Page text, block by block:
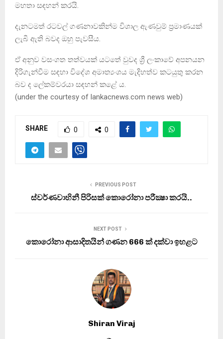
මහතා සඳහන් කරයි.
දැනටමත් රටවල් ගණනාවකින්ම විශාල ඇණවුම් ප්‍රමාණයක්
ලැබී ඇති බවද ඔහු පැවසීය.
ඒ අනුව වසංගත තත්වයක් යටතේ වුවද ශ්‍රී ලංකාවේ අපනයන
දිරිගැන්වීම සඳහා විදේශ අමාත්‍යංශය මැදිහත්ව කටයුතු කරන
බව ද ලේකම්වරයා සඳහන් කළේ ය.
(under the courtesy of lankacnews.com news web)
SHARE 0 0
PREVIOUS POST
ස්වර්ණවාහිනී පිරිසක් කොරෝනා පරීක්‍ෂා කරයි..
NEXT POST
කොරෝනා ආසාදිතයින් ගණන 666 ක් දක්වා ඉහළට
Shiran Viraj